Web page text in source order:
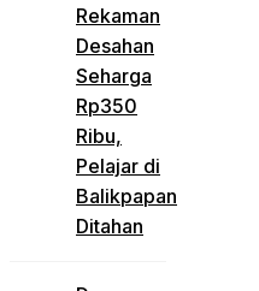
Rekaman
Desahan
Seharga
Rp350
Ribu,
Pelajar di
Balikpapan
Ditahan